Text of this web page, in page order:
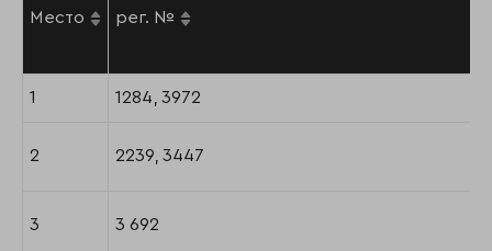
Место рег. №
1 1284, 3972
2 2239, 3447
3 3 692